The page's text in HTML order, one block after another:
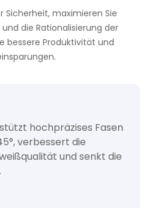
Sicherheit, maximieren Sie
die Rationalisierung der
bessere Produktivität und
hochpräzises Fasen
verbessert die
und senkt die